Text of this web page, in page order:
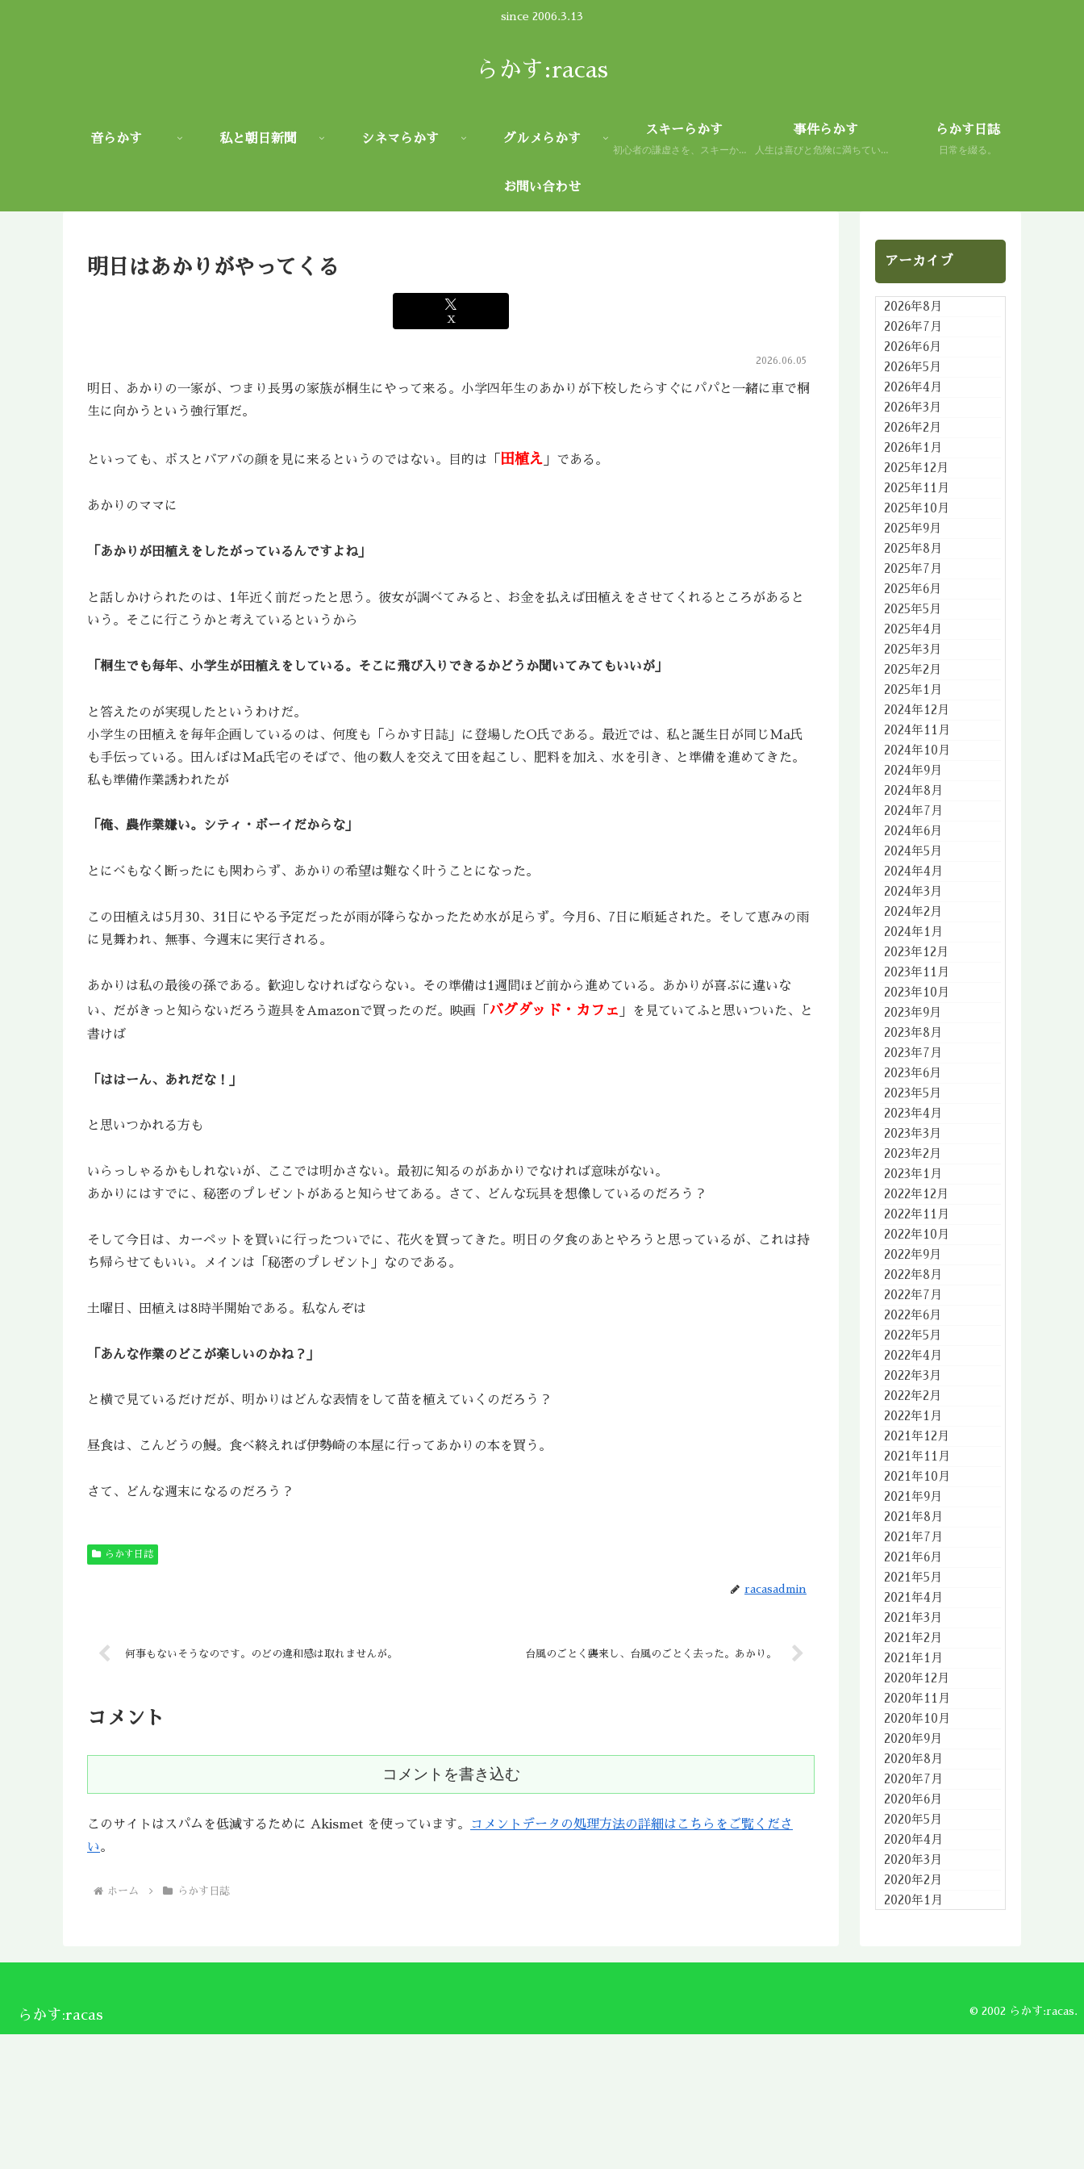
since 2006.3.13
らかす:racas
音らかす 私と朝日新聞 シネマらかす グルメらかす
スキーらかす
初心者の謙虚さを、スキーから学ぶ。 人生もまた然り。
事件らかす
人生は喜びと危険に満ちている。 だから面白い。
らかす日誌
日常を綴る。
お問い合わせ
明日はあかりがやってくる
X
2026.06.05
明日、あかりの一家が、つまり長男の家族が桐生にやって来る。小学四年生のあかりが下校したらすぐにパパと一緒に車で桐
生に向かうという強行軍だ。
といっても、ボスとバアバの顔を見に来るというのではない。目的は「 田植え 」である。
あかりのママに
「あかりが田植えをしたがっているんですよね」
と話しかけられたのは、1年近く前だったと思う。彼女が調べてみると、お金を払えば田植えをさせてくれるところがあると
いう。そこに行こうかと考えているというから
「桐生でも毎年、小学生が田植えをしている。そこに飛び入りできるかどうか聞いてみてもいいが」
と答えたのが実現したというわけだ。
小学生の田植えを毎年企画しているのは、何度も「らかす日誌」に登場したO氏である。最近では、私と誕生日が同じMa氏
も手伝っている。田んぼはMa氏宅のそばで、他の数人を交えて田を起こし、肥料を加え、水を引き、と準備を進めてきた。
私も準備作業誘われたが
「俺、農作業嫌い。シティ・ボーイだからな」
とにべもなく断ったにも関わらず、あかりの希望は難なく叶うことになった。
この田植えは5月30、31日にやる予定だったが雨が降らなかったため水が足らず。今月6、7日に順延された。そして恵みの雨
に見舞われ、無事、今週末に実行される。
あかりは私の最後の孫である。歓迎しなければならない。その準備は1週間ほど前から進めている。あかりが喜ぶに違いな
い、だがきっと知らないだろう遊具をAmazonで買ったのだ。映画「 バグダッド・カフェ 」を見ていてふと思いついた、と
書けば
「ははーん、あれだな！」
と思いつかれる方も
いらっしゃるかもしれないが、ここでは明かさない。最初に知るのがあかりでなければ意味がない。
あかりにはすでに、秘密のプレゼントがあると知らせてある。さて、どんな玩具を想像しているのだろう？
そして今日は、カーペットを買いに行ったついでに、花火を買ってきた。明日の夕食のあとやろうと思っているが、これは持
ち帰らせてもいい。メインは「秘密のプレゼント」なのである。
土曜日、田植えは8時半開始である。私なんぞは
「あんな作業のどこが楽しいのかね？」
と横で見ているだけだが、明かりはどんな表情をして苗を植えていくのだろう？
昼食は、こんどうの鰻。食べ終えれば伊勢崎の本屋に行ってあかりの本を買う。
さて、どんな週末になるのだろう？
らかす日誌
racasadmin
何事もないそうなのです。のどの違和感は取れませんが。 台風のごとく襲来し、台風のごとく去った。あかり。
コメント
コメントを書き込む
このサイトはスパムを低減するために Akismet を使っています。
コメントデータの処理方法の詳細はこちらをご覧くださ
い。
ホーム らかす日誌
アーカイブ
2026年8月
2026年7月
2026年6月
2026年5月
2026年4月
2026年3月
2026年2月
2026年1月
2025年12月
2025年11月
2025年10月
2025年9月
2025年8月
2025年7月
2025年6月
2025年5月
2025年4月
2025年3月
2025年2月
2025年1月
2024年12月
2024年11月
2024年10月
2024年9月
2024年8月
2024年7月
2024年6月
2024年5月
2024年4月
2024年3月
2024年2月
2024年1月
2023年12月
2023年11月
2023年10月
2023年9月
2023年8月
2023年7月
2023年6月
2023年5月
2023年4月
2023年3月
2023年2月
2023年1月
2022年12月
2022年11月
2022年10月
2022年9月
2022年8月
2022年7月
2022年6月
2022年5月
2022年4月
2022年3月
2022年2月
2022年1月
2021年12月
2021年11月
2021年10月
2021年9月
2021年8月
2021年7月
2021年6月
2021年5月
2021年4月
2021年3月
2021年2月
2021年1月
2020年12月
2020年11月
2020年10月
2020年9月
2020年8月
2020年7月
2020年6月
2020年5月
2020年4月
2020年3月
2020年2月
2020年1月
2019年10月
らかす:racas © 2002 らかす:racas.